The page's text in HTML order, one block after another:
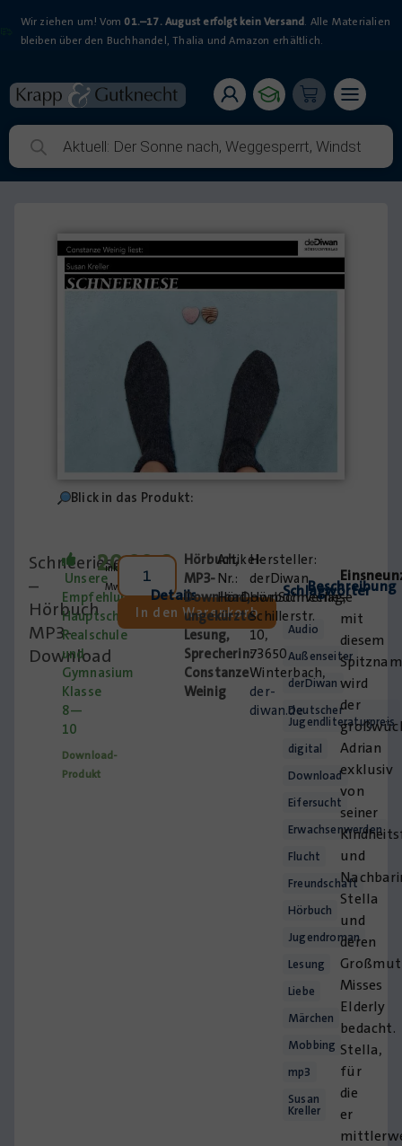
Wir ziehen um! Vom 01.–17. August erfolgt kein Versand. Alle Materialien
bleiben über den Buchhandel, Thalia und Amazon erhältlich.
Blick in das Produkt:
Schneeriese
–
Hörbuch
MP3-
Download
Unsere
Empfehlung:
Hauptschule,
Realschule
und
Gymnasium
Klasse
8—
10
Download-
Produkt
20,00€
inkl.
MwSt.
In den Warenkorb
Details
Hörbuch,
MP3-
Download,
ungekürzte
Lesung,
Sprecherin:
Constanze
Weinig
Artikel-
Nr.:
HörDownSchneeriese
derDiwan
Hörbuchverlag,
Schillerstr.
10,
73650
Winterbach,
der-
diwan.de
Schlagwörter
Audio
Außenseiter
derDiwan
Deutscher
Jugendliteraturpreis
digital
Download
Eifersucht
Erwachsenwerden
Flucht
Freundschaft
Hörbuch
Jugendroman
Lesung
Liebe
Märchen
Mobbing
mp3
Susan
Kreller
Beschreibung
–
mit
diesem
wird
der
Adrian
exklusiv
von
seiner
und
Stella
und
deren
Misses
Elderly
bedacht.
Stella,
für
die
er